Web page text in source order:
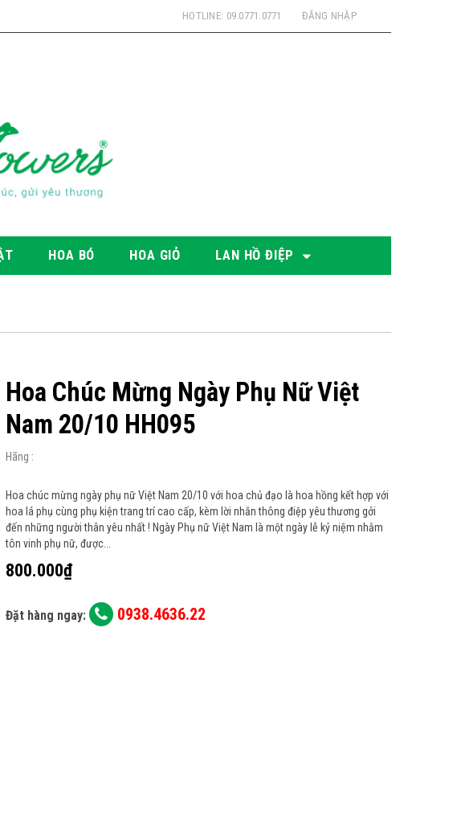
ĐĂNG NHẬP
HOTLINE: 09.0771.0771
HOA BÓ HOA GIỎ LAN HỒ ĐIỆP
Hoa Chúc Mừng Ngày Phụ Nữ Việt
Nam 20/10 HH095
Hãng :
Hoa chúc mừng ngày phụ nữ Việt Nam 20/10 với hoa chủ đạo là hoa hồng kết hợp với
hoa lá phụ cùng phụ kiện trang trí cao cấp, kèm lời nhắn thông điệp yêu thương gởi
đến những người thân yêu nhất ! Ngày Phụ nữ Việt Nam là một ngày lễ kỷ niệm nhằm
tôn vinh phụ nữ, được...
800.000₫
Đặt hàng ngay: 0938.4636.22